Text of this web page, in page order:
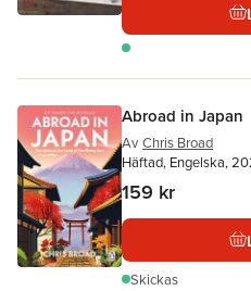
Abroad in Japan
Av Chris Broad
Häftad, Engelska,
159 kr
Skickas